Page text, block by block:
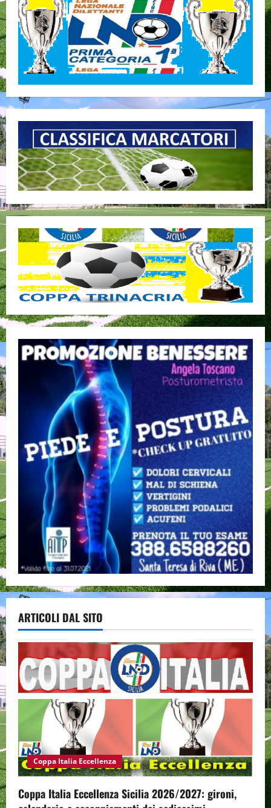
ARTICOLI DAL SITO
Coppa Italia Eccellenza
Coppa Italia Eccellenza Sicilia 2026/2027: gironi,